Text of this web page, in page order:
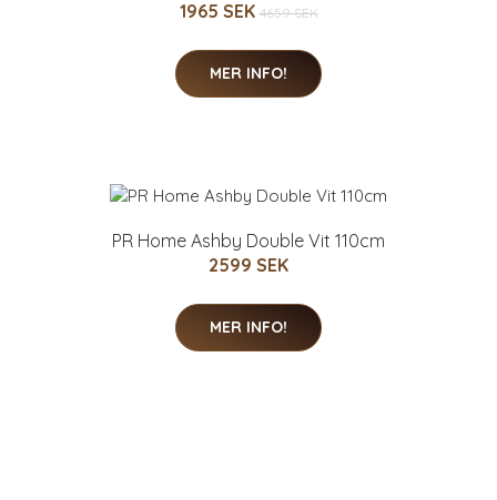
1965 SEK 4659 SEK
MER INFO!
PR Home Ashby Double Vit 110cm
2599 SEK
MER INFO!